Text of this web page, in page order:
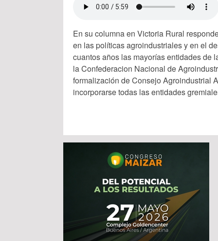
En su columna en Victoria Rural
en las políticas agroindustriales y en el
cuantos años las mayorías entidades de
la Confederacion Nacional de
formalización de Consejo Agroindustrial
incorporarse todas las entidades